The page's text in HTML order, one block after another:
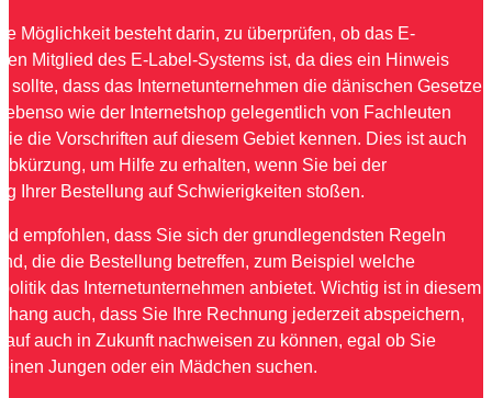
Möglichkeit besteht darin, zu überprüfen, ob das E-
Mitglied des E-Label-Systems ist, da dies ein Hinweis
sollte, dass das Internetunternehmen die dänischen Gesetze
ebenso wie der Internetshop gelegentlich von Fachleuten
die Vorschriften auf diesem Gebiet kennen. Dies ist auch
um Hilfe zu erhalten, wenn Sie bei der
Ihrer Bestellung auf Schwierigkeiten stoßen.
empfohlen, dass Sie sich der grundlegendsten Regeln
die die Bestellung betreffen, zum Beispiel welche
das Internetunternehmen anbietet. Wichtig ist in diesem
auch, dass Sie Ihre Rechnung jederzeit abspeichern,
auch in Zukunft nachweisen zu können, egal ob Sie
Jungen oder ein Mädchen suchen.